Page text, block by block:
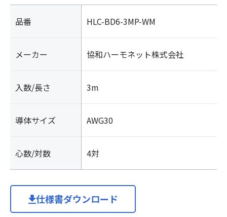
品番 HLC-BD6-3MP-WM
メーカー 協和ハーモネット株式会社
入数/長さ 3m
導体サイズ AWG30
心数/対数 4対
仕様書ダウンロード